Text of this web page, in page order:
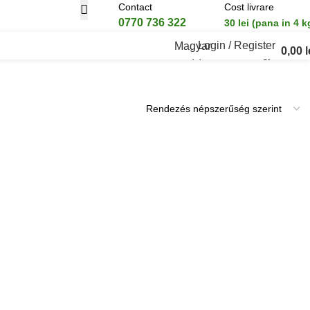
Contact
0770 736 322
Cost livrare
30 lei (pana in 4
MagyarLogin / Register 0,00
Mind a(z) 4 találat megjelenítve